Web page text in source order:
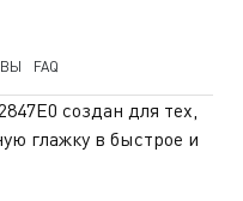
FAQ
создан для тех,
глажку в быстрое и
Вт и керамическая
мгновенный